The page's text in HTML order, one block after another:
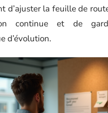
d’ajuster la feuille de
continue et de
d’évolution.